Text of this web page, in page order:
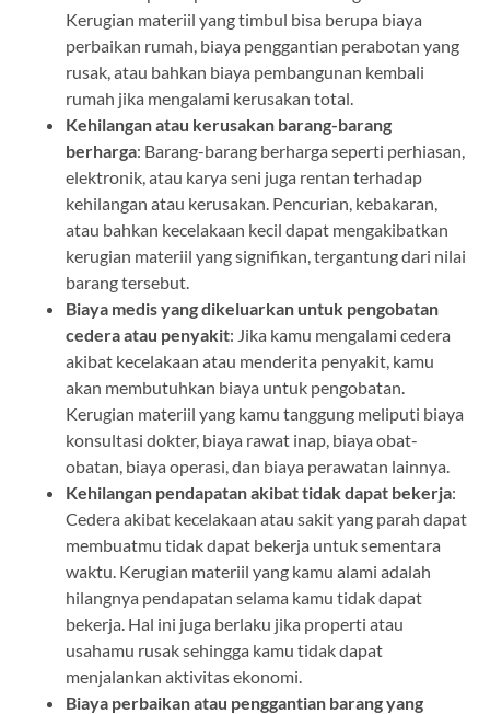
Kerugian materiil yang timbul bisa berupa biaya
perbaikan rumah, biaya penggantian perabotan yang
rusak, atau bahkan biaya pembangunan kembali
rumah jika mengalami kerusakan total.
Kehilangan atau kerusakan barang-barang
berharga: Barang-barang berharga seperti perhiasan,
elektronik, atau karya seni juga rentan terhadap
kehilangan atau kerusakan. Pencurian, kebakaran,
atau bahkan kecelakaan kecil dapat mengakibatkan
kerugian materiil yang signifikan, tergantung dari nilai
barang tersebut.
Biaya medis yang dikeluarkan untuk pengobatan
cedera atau penyakit: Jika kamu mengalami cedera
akibat kecelakaan atau menderita penyakit, kamu
akan membutuhkan biaya untuk pengobatan.
Kerugian materiil yang kamu tanggung meliputi biaya
konsultasi dokter, biaya rawat inap, biaya obat-
obatan, biaya operasi, dan biaya perawatan lainnya.
Kehilangan pendapatan akibat tidak dapat bekerja:
Cedera akibat kecelakaan atau sakit yang parah dapat
membuatmu tidak dapat bekerja untuk sementara
waktu. Kerugian materiil yang kamu alami adalah
hilangnya pendapatan selama kamu tidak dapat
bekerja. Hal ini juga berlaku jika properti atau
usahamu rusak sehingga kamu tidak dapat
menjalankan aktivitas ekonomi.
Biaya perbaikan atau penggantian barang yang